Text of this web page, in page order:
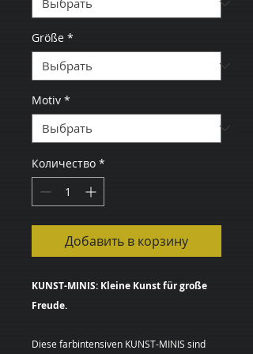
Größe *
Motiv *
Количество *
Добавить в корзину
KUNST-MINIS: Kleine Kunst für große
Freude.
Diese farbintensiven KUNST-MINIS sind